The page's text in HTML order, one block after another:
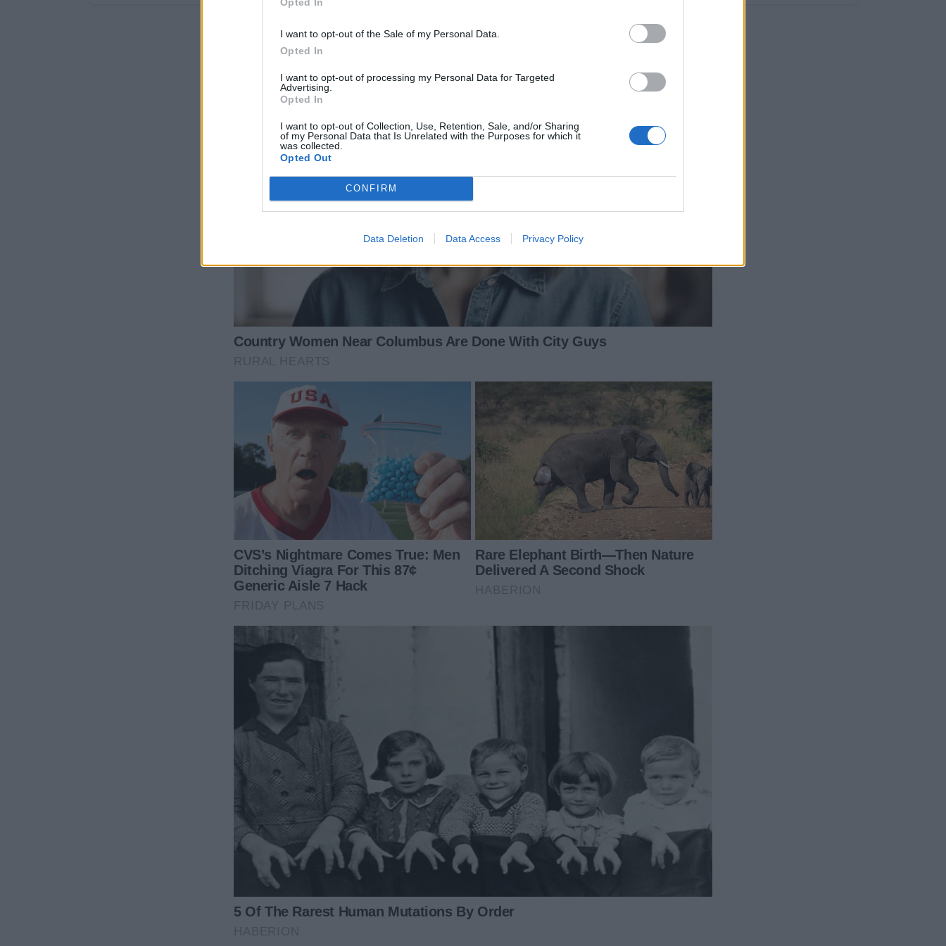
I want to opt-out of the Sale of my Personal Data.
Opted In
I want to opt-out of processing my Personal Data for Targeted
Advertising.
Opted In
I want to opt-out of Collection, Use, Retention, Sale, and/or Sharing
of my Personal Data that Is Unrelated with the Purposes for which it
was collected.
Opted Out
CONFIRM
Data Deletion Data Access Privacy Policy